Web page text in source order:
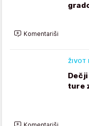
Komentariši
ŽIVOT
ture
Komentariši